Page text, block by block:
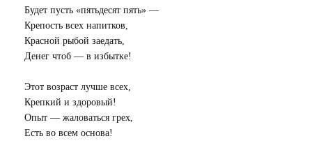
Будет пусть «пятьдесят пять» —
Крепость всех напитков,
Красной рыбой заедать,
Денег чтоб — в избытке!
Этот возраст лучше всех,
Крепкий и здоровый!
Опыт — жаловаться грех,
Есть во всем основа!